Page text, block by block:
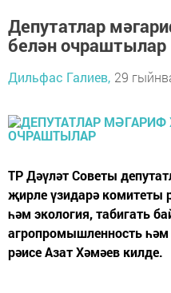
Депутатлар
белән очраштылар
Дильфас Галиев, 29
ТР Дәүләт Советы
җирле үзидарә комитеты
һәм экология, табигать
агропромышленность һәм
рәисе Азат Хәмәев килде.